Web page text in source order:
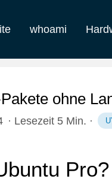
whoami
Retro
ohne
· Lesezeit 5 Min. ·
Pro?